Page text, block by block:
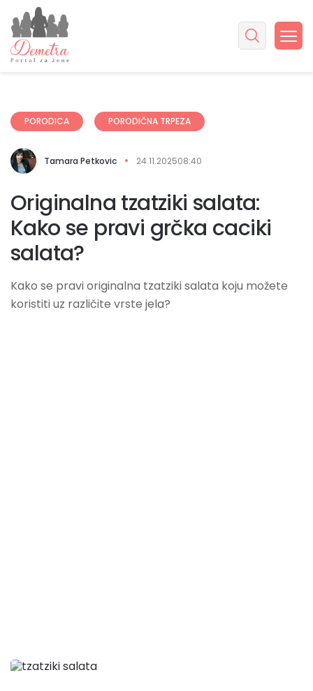
PORODICA PORODIČNA TRPEZA
Tamara Petkovic 24.11.202508:40
Originalna tzatziki salata:
Kako se pravi grčka caciki
salata?
Kako se pravi originalna tzatziki salata koju možete
koristiti uz različite vrste jela?